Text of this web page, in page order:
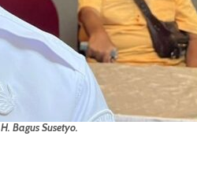
Bagus Susetyo.